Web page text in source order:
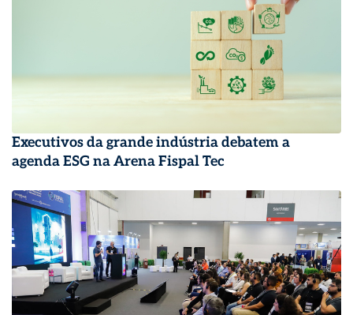
Executivos da grande indústria debatem a
agenda ESG na Arena Fispal Tec